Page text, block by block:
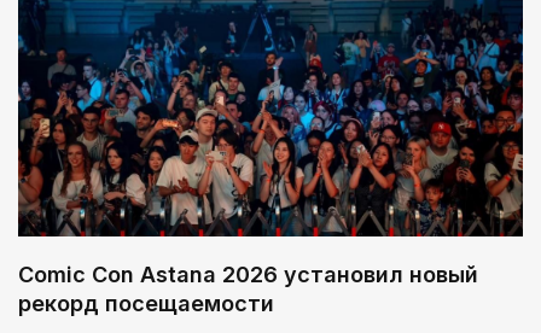
Comic Con Astana 2026 установил новый
рекорд посещаемости